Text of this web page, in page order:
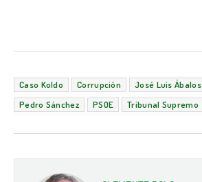
Caso Koldo Corrupción José Luis Ábalos
Pedro Sánchez
PSOE Tribunal Supremo